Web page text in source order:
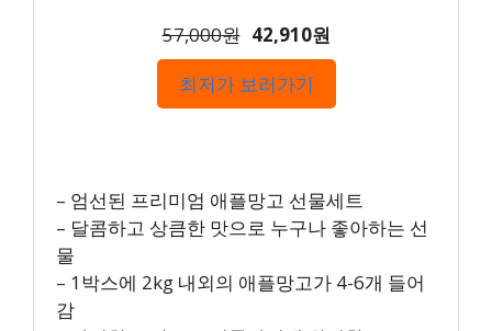
57,000원 42,910원
최저가 보러가기
– 엄선된 프리미엄 애플망고 선물세트
– 달콤하고 상큼한 맛으로 누구나 좋아하는 선
물
– 1박스에 2kg 내외의 애플망고가 4-6개 들어
감